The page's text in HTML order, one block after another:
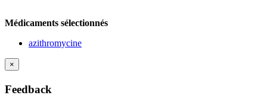
Médicaments sélectionnés
azithromycine
×
Feedback